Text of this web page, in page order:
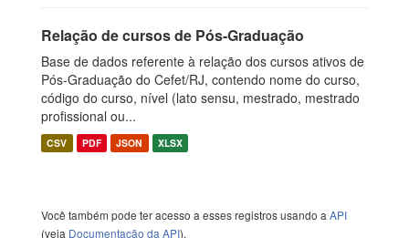
Relação de cursos de Pós-Graduação
Base de dados referente à relação dos cursos ativos de
Pós-Graduação do Cefet/RJ, contendo nome do curso,
código do curso, nível (lato sensu, mestrado, mestrado
profissional ou...
CSV PDF JSON XLSX
Você também pode ter acesso a esses registros usando a API
(veja Documentação da API).